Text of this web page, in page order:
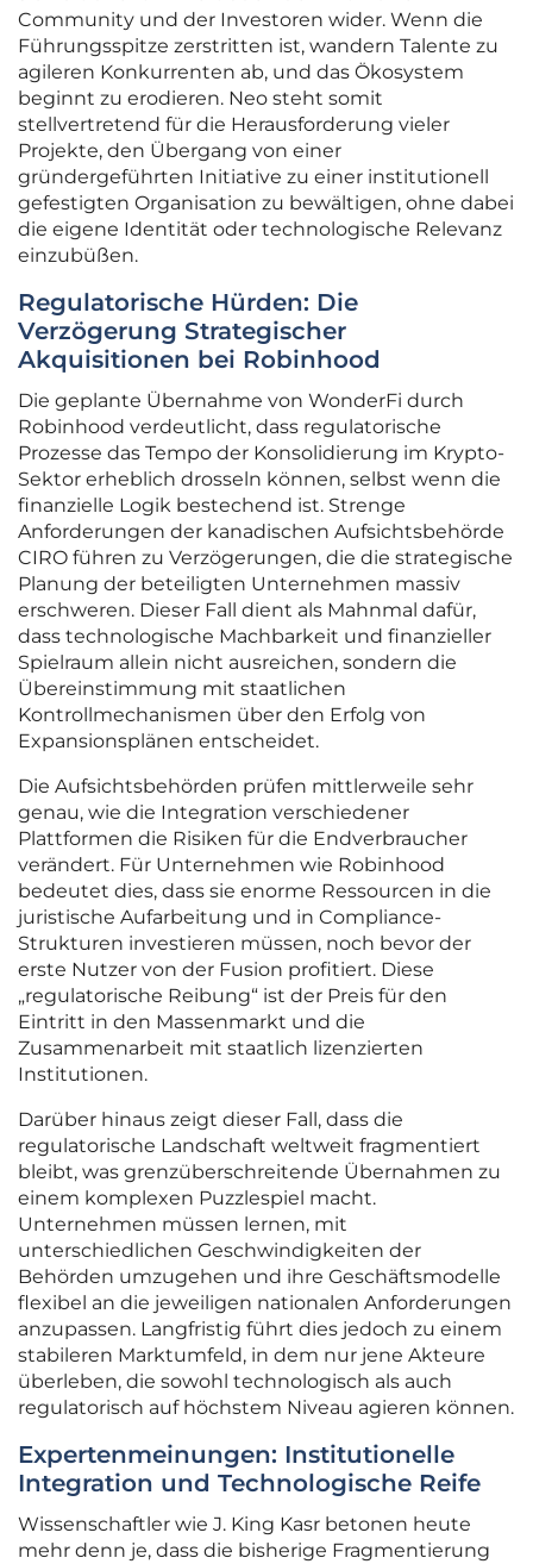
Community und der Investoren wider. Wenn die
Führungsspitze zerstritten ist, wandern Talente zu
agileren Konkurrenten ab, und das Ökosystem
beginnt zu erodieren. Neo steht somit
stellvertretend für die Herausforderung vieler
Projekte, den Übergang von einer
gründergeführten Initiative zu einer institutionell
gefestigten Organisation zu bewältigen, ohne dabei
die eigene Identität oder technologische Relevanz
einzubüßen.
Regulatorische Hürden: Die
Verzögerung Strategischer
Akquisitionen bei Robinhood
Die geplante Übernahme von WonderFi durch
Robinhood verdeutlicht, dass regulatorische
Prozesse das Tempo der Konsolidierung im Krypto-
Sektor erheblich drosseln können, selbst wenn die
finanzielle Logik bestechend ist. Strenge
Anforderungen der kanadischen Aufsichtsbehörde
CIRO führen zu Verzögerungen, die die strategische
Planung der beteiligten Unternehmen massiv
erschweren. Dieser Fall dient als Mahnmal dafür,
dass technologische Machbarkeit und finanzieller
Spielraum allein nicht ausreichen, sondern die
Übereinstimmung mit staatlichen
Kontrollmechanismen über den Erfolg von
Expansionsplänen entscheidet.
Die Aufsichtsbehörden prüfen mittlerweile sehr
genau, wie die Integration verschiedener
Plattformen die Risiken für die Endverbraucher
verändert. Für Unternehmen wie Robinhood
bedeutet dies, dass sie enorme Ressourcen in die
juristische Aufarbeitung und in Compliance-
Strukturen investieren müssen, noch bevor der
erste Nutzer von der Fusion profitiert. Diese
„regulatorische Reibung“ ist der Preis für den
Eintritt in den Massenmarkt und die
Zusammenarbeit mit staatlich lizenzierten
Institutionen.
Darüber hinaus zeigt dieser Fall, dass die
regulatorische Landschaft weltweit fragmentiert
bleibt, was grenzüberschreitende Übernahmen zu
einem komplexen Puzzlespiel macht.
Unternehmen müssen lernen, mit
unterschiedlichen Geschwindigkeiten der
Behörden umzugehen und ihre Geschäftsmodelle
flexibel an die jeweiligen nationalen Anforderungen
anzupassen. Langfristig führt dies jedoch zu einem
stabileren Marktumfeld, in dem nur jene Akteure
überleben, die sowohl technologisch als auch
regulatorisch auf höchstem Niveau agieren können.
Expertenmeinungen: Institutionelle
Integration und Technologische Reife
Wissenschaftler wie J. King Kasr betonen heute
mehr denn je, dass die bisherige Fragmentierung